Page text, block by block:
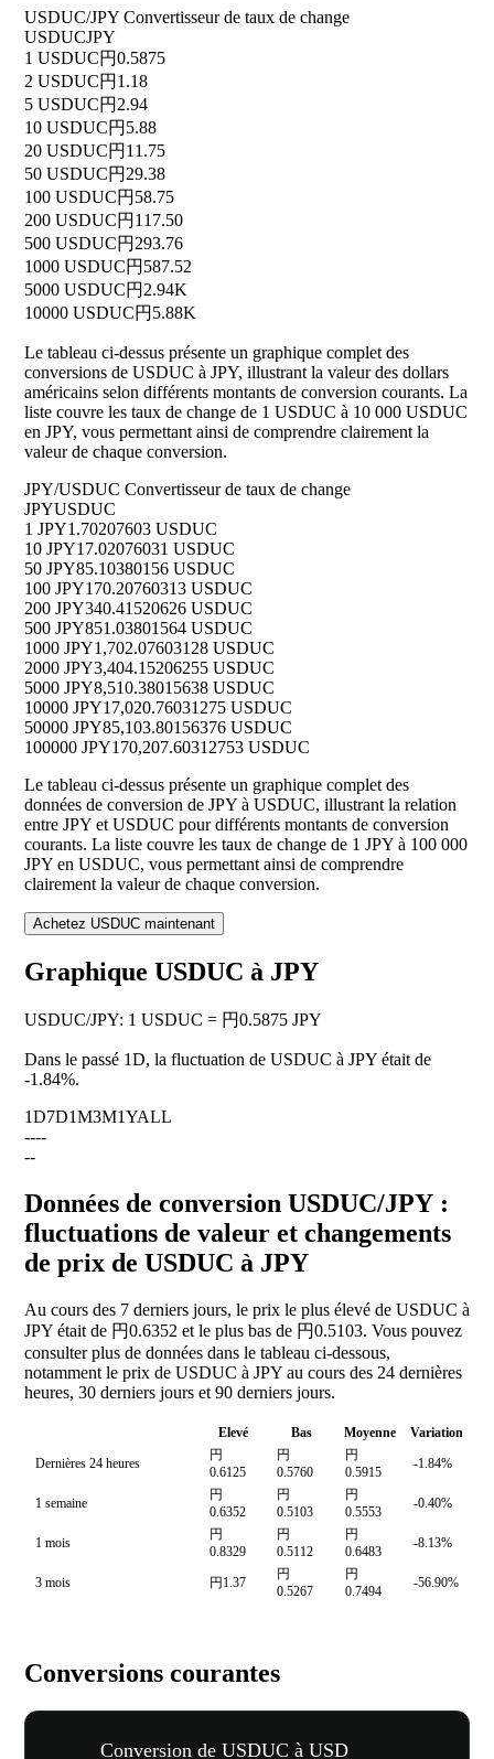
USDUC/JPY Convertisseur de taux de change
USDUCJPY
1 USDUC円0.5875
2 USDUC円1.18
5 USDUC円2.94
10 USDUC円5.88
20 USDUC円11.75
50 USDUC円29.38
100 USDUC円58.75
200 USDUC円117.50
500 USDUC円293.76
1000 USDUC円587.52
5000 USDUC円2.94K
10000 USDUC円5.88K
Le tableau ci-dessus présente un graphique complet des
conversions de USDUC à JPY, illustrant la valeur des dollars
américains selon différents montants de conversion courants. La
liste couvre les taux de change de 1 USDUC à 10 000 USDUC
en JPY, vous permettant ainsi de comprendre clairement la
valeur de chaque conversion.
JPY/USDUC Convertisseur de taux de change
JPYUSDUC
1 JPY1.70207603 USDUC
10 JPY17.02076031 USDUC
50 JPY85.10380156 USDUC
100 JPY170.20760313 USDUC
200 JPY340.41520626 USDUC
500 JPY851.03801564 USDUC
1000 JPY1,702.07603128 USDUC
2000 JPY3,404.15206255 USDUC
5000 JPY8,510.38015638 USDUC
10000 JPY17,020.76031275 USDUC
50000 JPY85,103.80156376 USDUC
100000 JPY170,207.60312753 USDUC
Le tableau ci-dessus présente un graphique complet des
données de conversion de JPY à USDUC, illustrant la relation
entre JPY et USDUC pour différents montants de conversion
courants. La liste couvre les taux de change de 1 JPY à 100 000
JPY en USDUC, vous permettant ainsi de comprendre
clairement la valeur de chaque conversion.
Achetez USDUC maintenant
Graphique USDUC à JPY
USDUC/JPY: 1 USDUC = 円0.5875 JPY
Dans le passé 1D, la fluctuation de USDUC à JPY était de
-1.84%.
1D7D1M3M1YALL
----
--
Données de conversion USDUC/JPY :
fluctuations de valeur et changements
de prix de USDUC à JPY
Au cours des 7 derniers jours, le prix le plus élevé de USDUC à
JPY était de 円0.6352 et le plus bas de 円0.5103. Vous pouvez
consulter plus de données dans le tableau ci-dessous,
notamment le prix de USDUC à JPY au cours des 24 dernières
heures, 30 derniers jours et 90 derniers jours.
Elevé Bas Moyenne
Variation
Dernières 24 heures
円
0.6125
円
0.5760
円
0.5915
-1.84%
1 semaine
円
0.6352
円
0.5103
円
0.5553
-0.40%
1 mois
円
0.8329
円
0.5112
円
0.6483
-8.13%
3 mois 円1.37
円
0.5267
円
0.7494
-56.90%
Conversions courantes
Conversion de USDUC à USD